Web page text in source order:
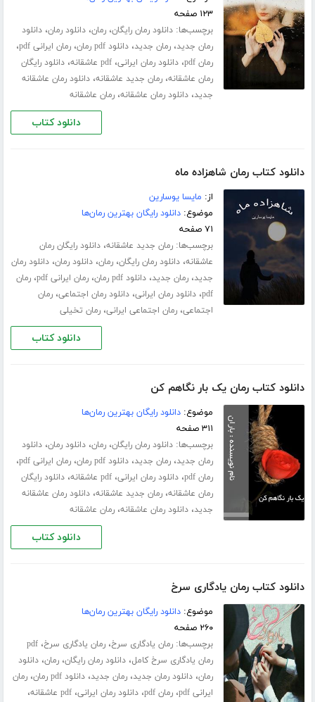
۱۲۳ صفحه
برچسب‌ها:دانلود رمان رایگان،رمان،دانلود رمان،دانلود
رمان جدید،رمان جدید،دانلود pdf رمان ،رمان ایرانی pdf ،
رمان pdf ،دانلود رمان ایرانی،pdf عاشقانه ،دانلود رایگان
رمان عاشقانه،رمان جدید عاشقانه،دانلود رمان عاشقانه
جدید،دانلود رمان عاشقانه،رمان عاشقانه
دانلود کتاب
دانلود کتاب رمان شاهزاده ماه
از: مایسا یوسارین
موضوع:دانلود رایگان بهترین رمان‌ها
۷۱ صفحه
برچسب‌ها:رمان جدید عاشقانه،دانلود رایگان رمان
عاشقانه،دانلود رمان رایگان،رمان،دانلود رمان،دانلود رمان
جدید،رمان جدید،دانلود pdf رمان ،رمان ایرانی pdf ،رمان
pdf،دانلود رمان ایرانی،دانلود رمان اجتماعی،رمان
اجتماعی،رمان اجتماعی ایرانی،رمان تخیلی
دانلود کتاب
دانلود کتاب رمان یک بار نگاهم کن
موضوع:دانلود رایگان بهترین رمان‌ها
۳۱۱ صفحه
برچسب‌ها:دانلود رمان رایگان،رمان،دانلود رمان،دانلود
رمان جدید،رمان جدید،دانلود pdf رمان ،رمان ایرانی pdf ،
رمان pdf ،دانلود رمان ایرانی،pdf عاشقانه ،دانلود رایگان
رمان عاشقانه،رمان جدید عاشقانه،دانلود رمان عاشقانه
جدید،دانلود رمان عاشقانه،رمان عاشقانه
دانلود کتاب
دانلود کتاب رمان یادگاری سرخ
موضوع:دانلود رایگان بهترین رمان‌ها
۲۶۰ صفحه
برچسب‌ها:رمان یادگاری سرخ،رمان یادگاری سرخ،pdf
رمان یادگاری سرخ کامل،دانلود رمان رایگان،رمان،دانلود
رمان،دانلود رمان جدید،رمان جدید،دانلود pdf رمان ،رمان
ایرانی pdf
،رمان pdf ،دانلود رمان ایرانی،pdf عاشقانه ،